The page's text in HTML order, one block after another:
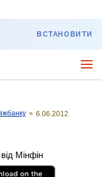
ВСТАНОВИТИ
» 6.06.2012
Мінфін